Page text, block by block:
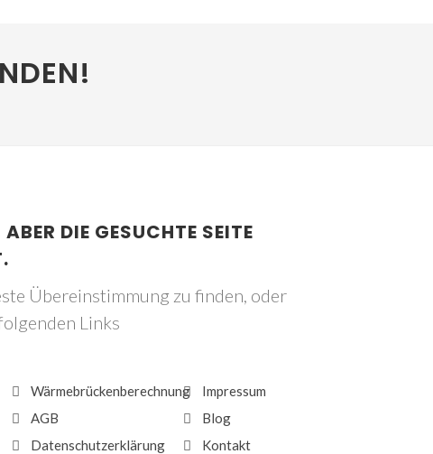
DIE GESUCHTE SEITE
Übereinstimmung zu finden, oder
Links
Wärmebrückenberechnung
AGB
Datenschutzerklärung
Impressum
Blog
Kontakt